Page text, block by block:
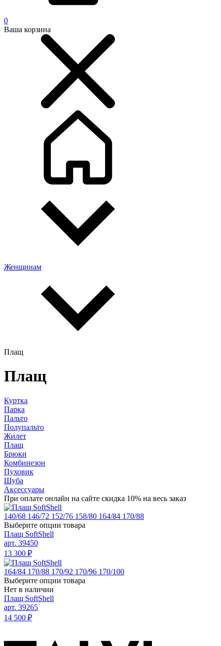
0
Ваша корзина
Женщинам
Плащ
Плащ
Куртка
Парка
Пальто
Полупальто
Жилет
Плащ
Брюки
Комбинезон
Пуховик
Шуба
Аксессуары
При оплате онлайн на сайте скидка 10% на весь заказ
140/68 146/72 152/76 158/80 164/84 170/88
Выберите опции товара
Плащ SoftShell
арт. 39450
13 300 ₽
164/84 170/88 170/92 170/96 170/100
Выберите опции товара
Нет в наличии
Плащ SoftShell
арт. 39265
14 500 ₽